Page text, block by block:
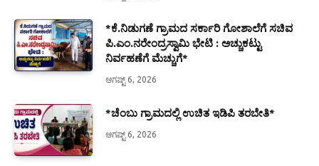
*ಕೆ.ನಿಡುಗಣೆ ಗ್ರಾಮದ ಸರ್ಕಾರಿ ಗೋಶಾಲೆಗೆ ಸಚಿವ
ಪಿ.ಎಂ.ನರೇಂದ್ರಸ್ವಾಮಿ ಭೇಟಿ : ಅಚ್ಚುಕಟ್ಟು
ನಿರ್ವಹಣೆಗೆ ಮೆಚ್ಚುಗೆ*
ಆಗಷ್ಟ್ 6, 2026
*ಚೆಂಬು ಗ್ರಾಮದಲ್ಲಿ ಉಚಿತ ಇಡಿಪಿ ತರಬೇತಿ*
ಆಗಷ್ಟ್ 6, 2026